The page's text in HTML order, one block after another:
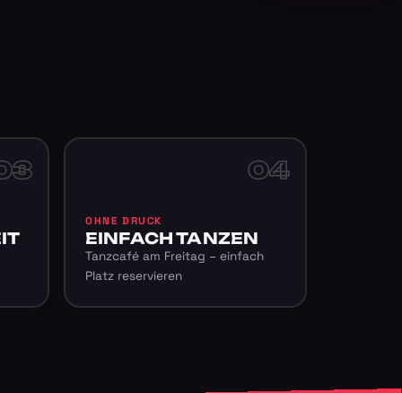
04
OHNE DRUCK
EINFACH TANZEN
Tanzcafé am Freitag – einfach
Platz reservieren